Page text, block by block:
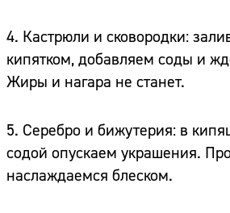
4. Кастрюли и сковородки:
кипятком, добавляем соды и
Жиры и нагара не станет.
5. Серебро и бижутерия: в
содой опускаем украшения.
наслаждаемся блеском.